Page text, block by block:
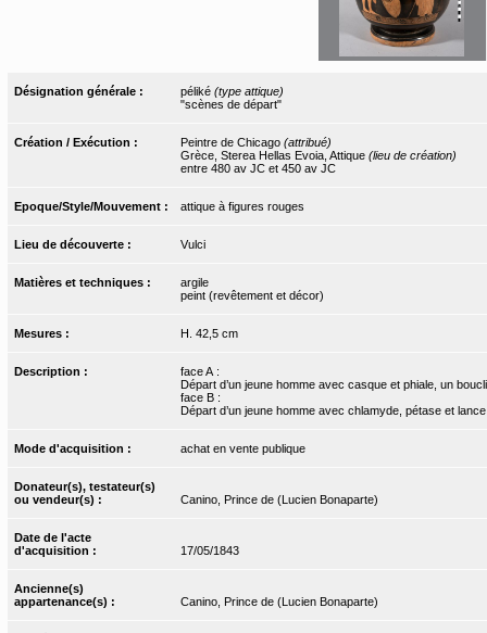
Désignation générale : péliké (type attique)
"scènes de départ"
Création / Exécution : Peintre de Chicago (attribué)
Grèce, Sterea Hellas Evoia, Attique (lieu de création)
entre 480 av JC et 450 av JC
Epoque/Style/Mouvement : attique à figures rouges
Lieu de découverte : Vulci
Matières et techniques :
argile
peint (revêtement et décor)
Mesures : H. 42,5 cm
Description :
face A :
Départ d’un jeune homme avec casque et phiale, un
face B :
Départ d’un jeune homme avec chlamyde, pétase et
Mode d'acquisition : achat en vente publique
Donateur(s), testateur(s)
ou vendeur(s) :
Canino, Prince de (Lucien Bonaparte)
Date de l'acte
d'acquisition :
17/05/1843
Ancienne(s)
appartenance(s) :
Canino, Prince de (Lucien Bonaparte)